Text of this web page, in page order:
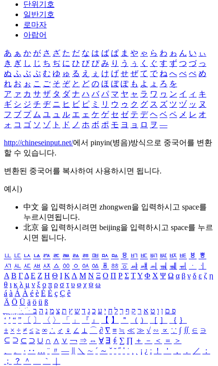
단위기호
일반기호
로마자
아랍어
あ ぁ か が さ ざ た だ な は ば ぱ ま や ゃ ら わ ゎ ん い ぃ
き ぎ し じ ち ぢ に ひ び ぴ み り う ぅ く ぐ す ず つ づ っ
ぬ ふ ぶ ぷ む ゆ ゅ る え ぇ け げ せ ぜ て で ね へ べ ぺ め
れ お ぉ こ ご そ ぞ と ど の ほ ぼ ぽ も よ ょ ろ を
ア ァ カ サ ザ タ ダ ナ ハ バ パ マ ヤ ャ ラ ワ ヮ ン イ ィ キ
ギ シ ジ チ ヂ ニ ヒ ビ ピ ミ リ ウ ゥ ク グ ス ズ ツ ヅ ッ ヌ
フ ブ プ ム ユ ュ ル エ ェ ケ ゲ セ ゼ テ デ ヘ ベ ペ メ レ オ
ォ コ ゴ ソ ゾ ト ド ノ ホ ボ ポ モ ヨ ョ ロ ヲ ―
http://chineseinput.net/에서 pinyin(병음)방식으로 중국어를 변환
할 수 있습니다.
변환된 중국어를 복사하여 사용하시면 됩니다.
예시)
中文 을 입력하시려면 zhongwen을 입력하시고 space를
누르시면됩니다.
北京 을 입력하시려면 beijing을 입력하시고 space를 누르
시면 됩니다.
ㅥ ㅦ ㅧ ㅨ ㅩ ㅪ ㅫ ㅬ ㅭ ㅮ ㅯ ㅰ ㅱ ㅲ ㅳ ㅴ ㅵ ㅶ ㅷ ㅸ
ㅹ
ㅺ ㅻ ㅼ ㅽ ㅾ ㅿ ㆀ ㆁ ㆂ ㆃ ㆄ ㆅ ㆆ ㆇ ㆈ ㆉ ㆊ ㆋ ㆌ ㆍ
ㆎ
Α Β ΓΔ Ε Ζ Η Θ Ι ΚΛ Μ Ν Ξ Ο Π Ρ Σ ΤΥ Φ Χ Ψ Ω α β γ δ ε ζ η
θ ι κ λ μ ν ξ ο π ρ σ τ υ φ χ ψ ω
á à Á À é è É È ç Ç ê
Ä Ö Ü ä ö ü ß
ִֶֹ ֻּ ׁׂ פ ם ן ו ט א ר ק ף ך ל ח י ע כ ג ד ש ץ ת צ מ נ ה ב
‘ ’ “ ” 〔 〕 〈 〉 「 」 『 』 【 】 ＂ （ ） ［ ］ ｛ ｝
± × ÷ ≠ ≤ ≥ ∞ ∴ ♂ ♀ ∠ ⊥ ⌒ ∂ ∇ ≡ ≒ ≪ ≫ √ ∽ ∝ ∵ ∫ ∬ ∈ ∋
⊆ ⊇ ⊂ ⊃ ∪ ∩ ∧ ∨ ￢ ⇒ ⇔ ∀ ∃ ∮ ∑ ∏ ＋ － ＜ ＝
＞
、
。 · ‥ … ¨ 〃 ― ＼ ∼ ´ ～ ˇ ˘ ˝ ˚ ˙ ¸ ¡ ¿ ː ！ ＇ ， ． ／
：
；
？ ＾ ｀